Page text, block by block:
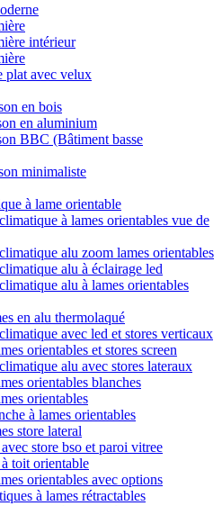
intérieur
plat avec velux
en bois
en aluminium
BBC (Bâtiment basse
minimaliste
à lame orientable
à lames orientables vue de
alu zoom lames orientables
alu à éclairage led
alu à lames orientables
en alu thermolaqué
avec led et stores verticaux
orientables et stores screen
alu avec stores lateraux
orientables blanches
orientables
à lames orientables
store lateral
store bso et paroi vitree
toit orientable
orientables avec options
à lames rétractables